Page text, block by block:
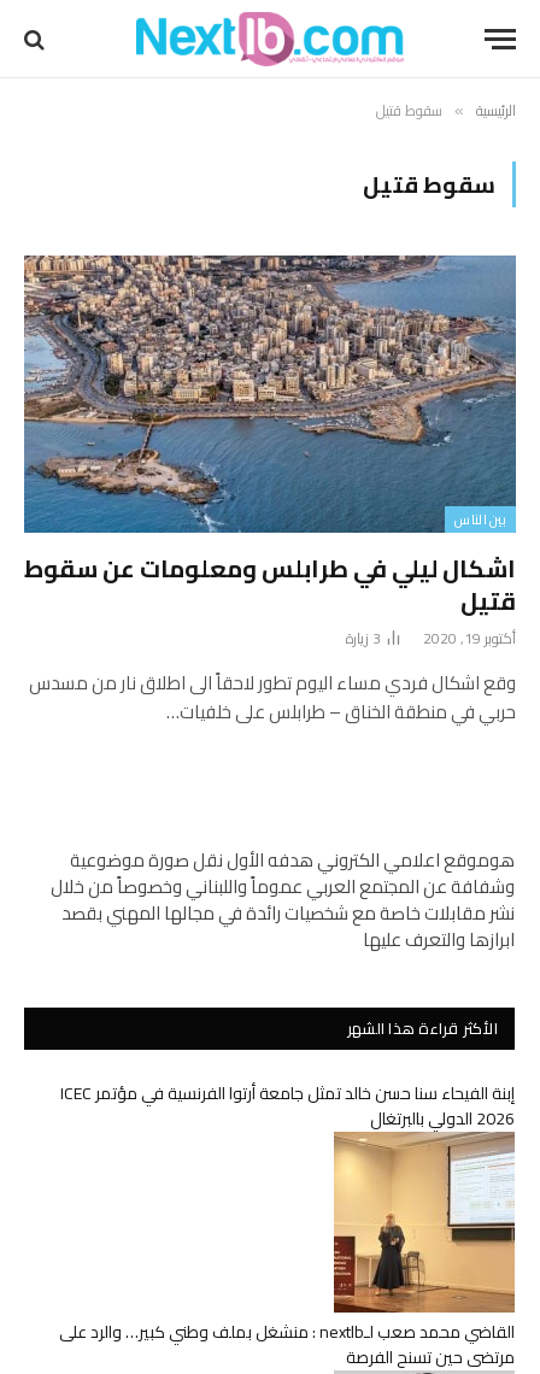
الرئيسية » سقوط قتيل
سقوط قتيل
بين الناس
اشكال ليلي في طرابلس ومعلومات عن سقوط
قتيل
أكتوبر 19, 2020 3 زيارة
وقع اشكال فردي مساء اليوم تطور لاحقاً الى اطلاق نار من مسدس
حربي في منطقة الخناق – طرابلس على خلفيات…
هوموقع اعلامي الكتروني هدفه الأول نقل صورة موضوعية
وشفافة عن المجتمع العربي عموماً واللبناني وخصوصاً من خلال
نشر مقابلات خاصة مع شخصيات رائدة في مجالها المهني بقصد
ابرازها والتعرف عليها
الأكثر قراءة هذا الشهر
إبنة الفيحاء سنا حسن خالد تمثل جامعة أرتوا الفرنسية في مؤتمر ICEC
2026 الدولي بالبرتغال
القاضي محمد صعب لـnextlb : منشغل بملف وطني كبير… والرد على
مرتضى حين تسنح الفرصة